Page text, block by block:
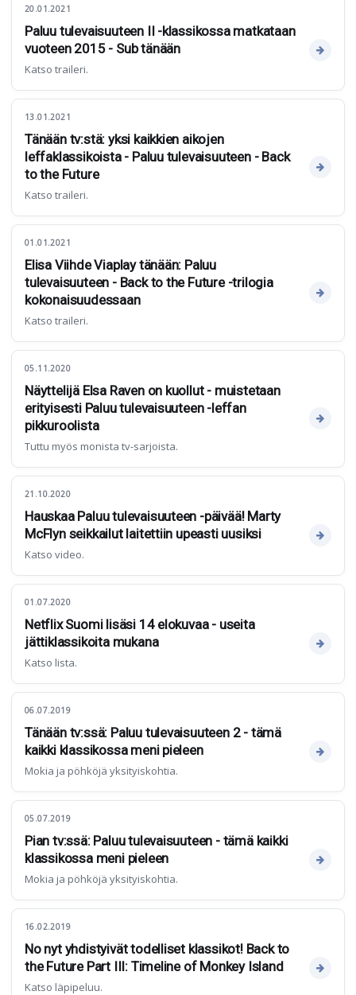
20.01.2021
Paluu tulevaisuuteen II -klassikossa matkataan
vuoteen 2015 - Sub tänään
Katso traileri.
13.01.2021
Tänään tv:stä: yksi kaikkien aikojen
leffaklassikoista - Paluu tulevaisuuteen - Back
to the Future
Katso traileri.
01.01.2021
Elisa Viihde Viaplay tänään: Paluu
tulevaisuuteen - Back to the Future -trilogia
kokonaisuudessaan
Katso traileri.
05.11.2020
Näyttelijä Elsa Raven on kuollut - muistetaan
erityisesti Paluu tulevaisuuteen -leffan
pikkuroolista
Tuttu myös monista tv-sarjoista.
21.10.2020
Hauskaa Paluu tulevaisuuteen -päivää! Marty
McFlyn seikkailut laitettiin upeasti uusiksi
Katso video.
01.07.2020
Netflix Suomi lisäsi 14 elokuvaa - useita
jättiklassikoita mukana
Katso lista.
06.07.2019
Tänään tv:ssä: Paluu tulevaisuuteen 2 - tämä
kaikki klassikossa meni pieleen
Mokia ja pöhköjä yksityiskohtia.
05.07.2019
Pian tv:ssä: Paluu tulevaisuuteen - tämä kaikki
klassikossa meni pieleen
Mokia ja pöhköjä yksityiskohtia.
16.02.2019
No nyt yhdistyivät todelliset klassikot! Back to
the Future Part III: Timeline of Monkey Island
Katso läpipeluu.